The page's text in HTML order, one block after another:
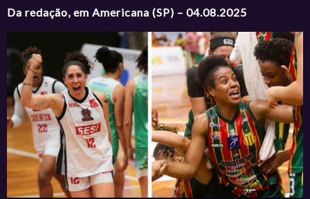
Da redação, em Americana (SP) – 04.08.2025